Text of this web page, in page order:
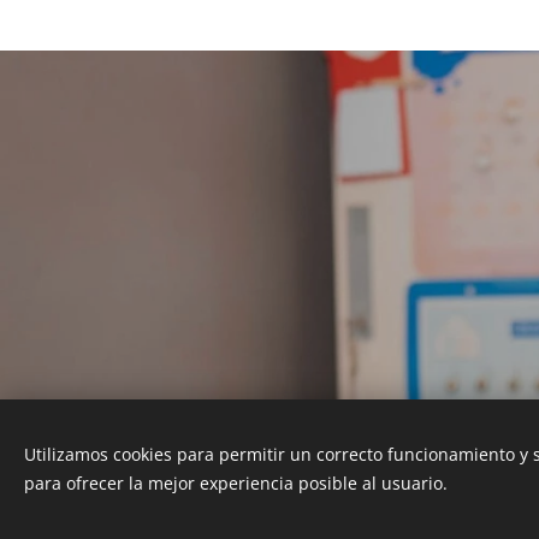
© 2026 Vilavet Veterinaris| Todos los
93 637 75 52 | vilavet@gmail.com | Av. de
Utilizamos cookies para permitir un correcto funcionamiento y
para ofrecer la mejor experiencia posible al usuario.